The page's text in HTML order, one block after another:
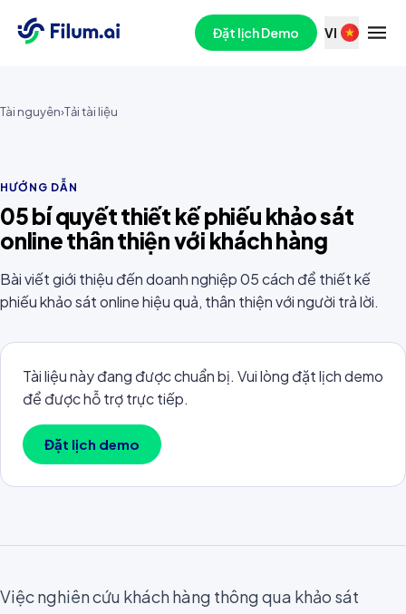
Đặt lịch Demo VI
Tài nguyên›Tải tài liệu
HƯỚNG DẪN
05 bí quyết thiết kế phiếu khảo sát
online thân thiện với khách hàng
Bài viết giới thiệu đến doanh nghiệp 05 cách để thiết kế
phiếu khảo sát online hiệu quả, thân thiện với người trả lời.
Tài liệu này đang được chuẩn bị. Vui lòng đặt lịch demo
để được hỗ trợ trực tiếp.
Đặt lịch demo
Việcnghiên cứu khách hàng thông qua khảo sát